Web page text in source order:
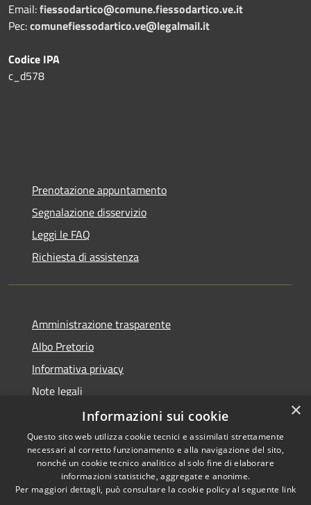
Email:fiessodartico@comune.fiessodartico.ve.it
Pec:comunefiessodartico.ve@legalmail.it
Codice IPA
c_d578
Prenotazione appuntamento
Segnalazione disservizio
Leggi le FAQ
Richiesta di assistenza
Amministrazione trasparente
Albo Pretorio
Informativa privacy
Note legali
Dichiarazione di accessibilità
RSS
Accessibilità
Copyright © 2026 • Comune di
Fiesso d'Artico • Powered by
×
Informazioni sui cookie
Questo sito web utilizza cookie tecnici e assimilati strettamente
necessari al corretto funzionamento e alla navigazione del sito,
nonché un cookie tecnico analitico al solo fine di elaborare
informazioni statistiche, aggregate e anonime.
Per maggiori dettagli, può consultare la cookie policy al seguente link